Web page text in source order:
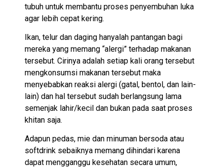
tubuh untuk membantu proses penyembuhan luka
agar lebih cepat kering.
Ikan, telur dan daging hanyalah pantangan bagi
mereka yang memang “alergi” terhadap makanan
tersebut. Cirinya adalah setiap kali orang tersebut
mengkonsumsi makanan tersebut maka
menyebabkan reaksi alergi (gatal, bentol, dan lain-
lain) dan hal tersebut sudah berlangsung lama
semenjak lahir/kecil dan bukan pada saat proses
khitan saja.
Adapun pedas, mie dan minuman bersoda atau
softdrink sebaiknya memang dihindari karena
dapat mengganggu kesehatan secara umum,